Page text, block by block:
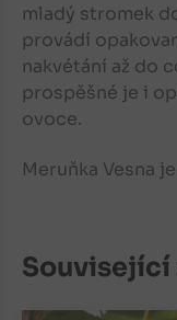
mladý stromek
provádí
nakvétání až do
prospěšné je i
ovoce.
Meruňka Vesna
Související